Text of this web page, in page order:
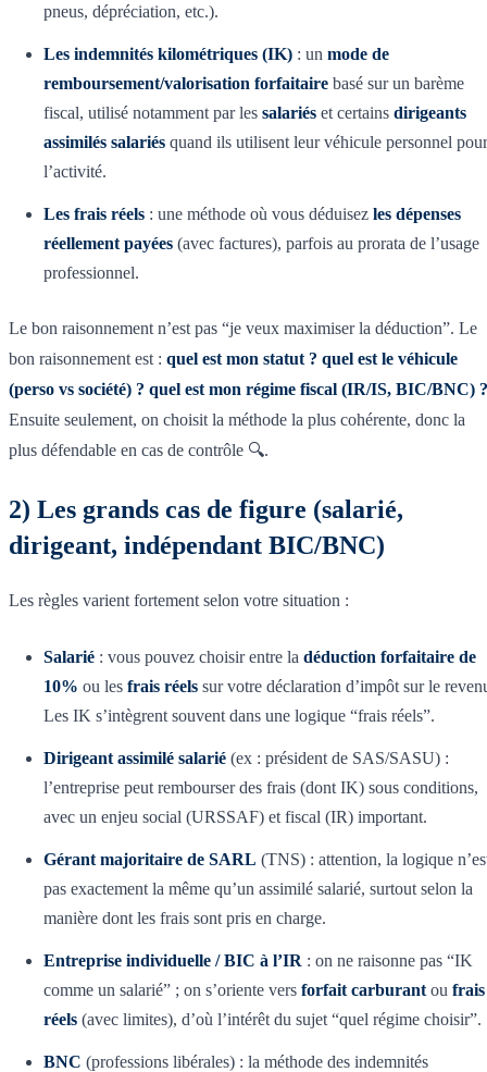
pneus, dépréciation, etc.).
Les indemnités kilométriques (IK) : un mode de
remboursement/valorisation forfaitaire basé sur un barème
fiscal, utilisé notamment par les salariés et certains dirigeants
assimilés salariés quand ils utilisent leur véhicule personnel pour
l’activité.
Les frais réels : une méthode où vous déduisez les dépenses
réellement payées (avec factures), parfois au prorata de l’usage
professionnel.
Le bon raisonnement n’est pas “je veux maximiser la déduction”. Le
bon raisonnement est : quel est mon statut ? quel est le véhicule
(perso vs société) ? quel est mon régime fiscal (IR/IS, BIC/BNC) ?
Ensuite seulement, on choisit la méthode la plus cohérente, donc la
plus défendable en cas de contrôle 🔍.
2) Les grands cas de figure (salarié,
dirigeant, indépendant BIC/BNC)
Les règles varient fortement selon votre situation :
Salarié : vous pouvez choisir entre la déduction forfaitaire de
10% ou les frais réels sur votre déclaration d’impôt sur le
Les IK s’intègrent souvent dans une logique “frais réels”.
Dirigeant assimilé salarié (ex : président de SAS/SASU) :
l’entreprise peut rembourser des frais (dont IK) sous conditions,
avec un enjeu social (URSSAF) et fiscal (IR) important.
Gérant majoritaire de SARL (TNS) : attention, la logique
pas exactement la même qu’un assimilé salarié, surtout selon la
manière dont les frais sont pris en charge.
Entreprise individuelle / BIC à l’IR : on ne raisonne pas “IK
comme un salarié” ; on s’oriente vers forfait carburant ou frais
réels (avec limites), d’où l’intérêt du sujet “quel régime choisir”.
BNC (professions libérales) : la méthode des indemnités